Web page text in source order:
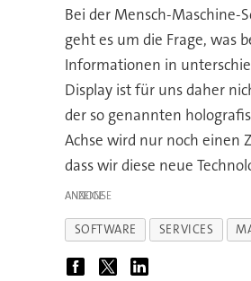
Bei der Mensch-Maschine-
geht es um die Frage, was
Informationen in
Display ist für uns daher
der so genannten
Achse wird nur noch einen
dass wir diese neue
ANZEIGE
SOFTWARE SERVICES